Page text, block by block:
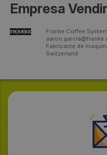
Empresa
Franke Coffee
Fabricante de
Switzerland